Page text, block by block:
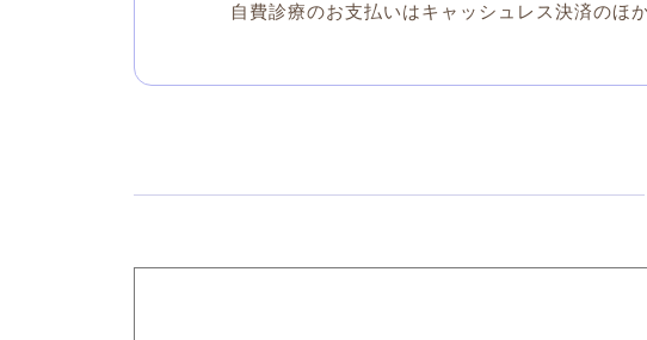
自費診療のお支払いはキャッシュレス決済のほ